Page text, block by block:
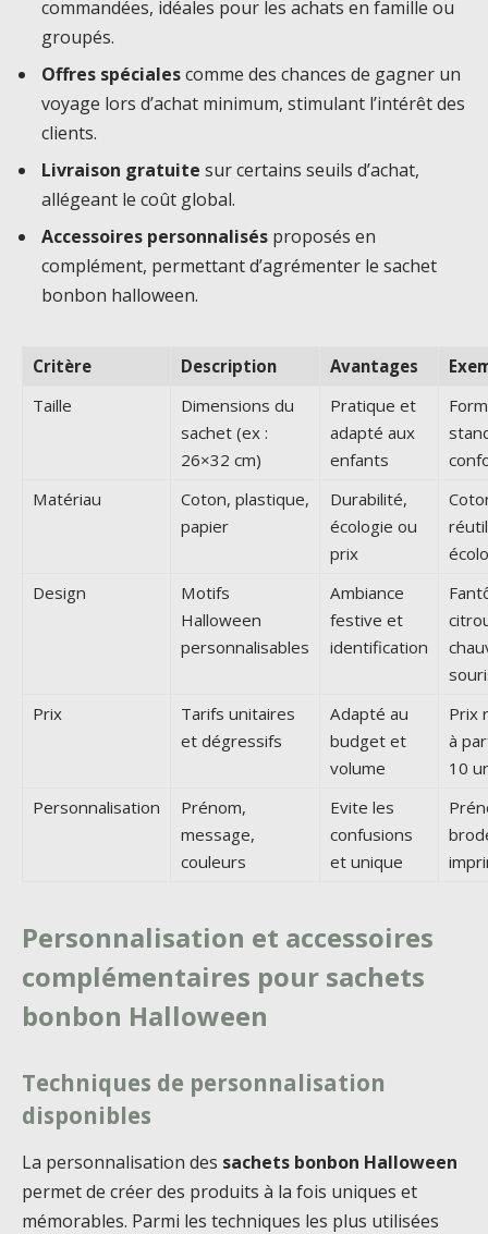
commandées, idéales pour les achats en famille ou
groupés.
Offres spécialescomme des chances de gagner un
voyage lors d’achat minimum, stimulant l’intérêt des
clients.
Livraison gratuite sur certains seuils d’achat,
allégeant le coût global.
Accessoires personnalisés proposés en
complément, permettant d’agrémenter le sachet
bonbon halloween.
Critère Description Avantages
Taille
Dimensions du
sachet (ex :
26×32 cm)
Pratique et
adapté aux
enfants
Matériau
Coton, plastique,
papier
Durabilité,
écologie ou
prix
Design
Motifs
Halloween
personnalisables
Ambiance
festive et
identification
Prix
Tarifs unitaires
et dégressifs
Adapté au
budget et
volume
Prix
à
10
Personnalisation
Prénom,
message,
couleurs
Evite les
confusions
et unique
Personnalisation et accessoires
complémentaires pour sachets
bonbon Halloween
Techniques de personnalisation
disponibles
La personnalisation des sachets bonbon Halloween
permet de créer des produits à la fois uniques et
mémorables. Parmi les techniques les plus utilisées